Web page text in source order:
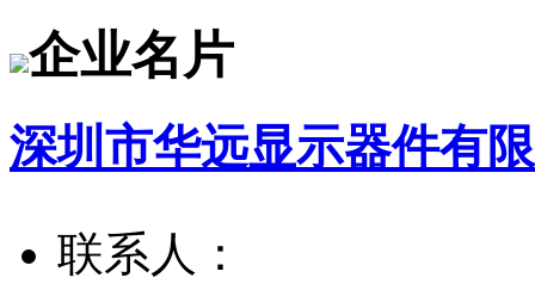
企业名片
深圳市华远显示器件有
联系人：